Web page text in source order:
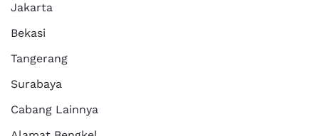
Jakarta
Bekasi
Tangerang
Surabaya
Cabang Lainnya